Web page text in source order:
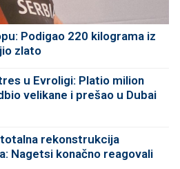
Podigao 220 kilograma iz
zlato
u Evroligi: Platio milion
velikane i prešao u Dubai
rekonstrukcija
Nagetsi konačno reagovali